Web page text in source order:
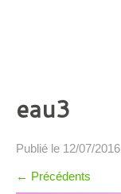
eau3
Publié le 12/07/2016
← Précédents